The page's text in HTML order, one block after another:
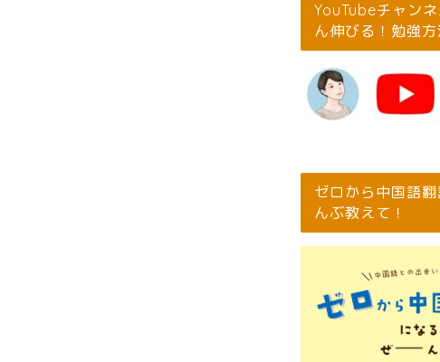
YouTubeチャン
ん伸びる！勉強方
ゼロから中国語
んぶ教えて！